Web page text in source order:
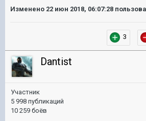
Изменено 22 июн 2018, 06:07:28
3
Dantist
Участник
5 998 публикаций
10 259 боёв